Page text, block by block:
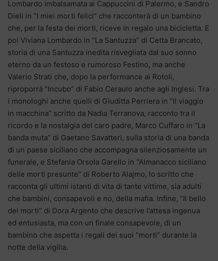
Lombardo imbalsamata ai Cappuccini di Palermo, e Sandro
Dieli in “I miei morti felici” che racconterà di un bambino
che, per la festa dei morti, riceve in regalo una bicicletta. E
poi Viviana Lombardo in “La Santuzza” di Cetta Brancato,
storia di una Santuzza inedita risvegliata dal suo sonno
eterno da un festoso e rumoroso Festino, ma anche
Valerio Strati che, dopo la performance ai Rotoli,
riproporrà “Incubo” di Fabio Ceraulo anche agli Inglesi. Tra
i monologhi anche quelli di Giuditta Perriera in “Il viaggio
in macchina” scritto da Nadia Terranova, racconto tra il
ricordo e la nostalgia del caro padre, Marco Cuffaro in “La
banda muta” di Gaetano Savatteri, sulla storia di una banda
di un paese siciliano che accompagna silenziosamente un
funerale, e Stefania Orsola Garello in “Almanacco siciliano
delle morti presunte” di Roberto Alajmo, lo scritto che
racconta gli ultimi istanti di vita di tante vittime, sia adulti
che bambini, consapevoli e no, della mafia. Infine, ”Il bello
dei morti” di Dora Argento che descrive l’attesa ingenua
ed entusiasta, ma con un finale consapevole, di un
bambino che aspetta i regali dei suoi “morti” durante la
notte della vigilia.